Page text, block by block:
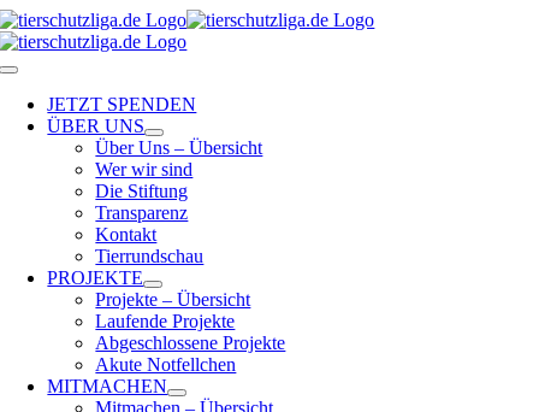
Skip
to
content
Toggle
NavigationJETZT SPENDEN
ÜBER UNS
Über Uns – Übersicht
Wer wir sind
Die Stiftung
Transparenz
Kontakt
Tierrundschau
PROJEKTE
Projekte – Übersicht
Laufende Projekte
Abgeschlossene Projekte
Akute Notfellchen
MITMACHEN
Mitmachen – Übersicht